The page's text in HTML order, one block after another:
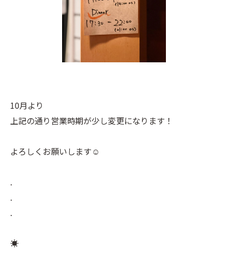
10月より
上記の通り営業時期が少し変更になります！
よろしくお願いします☺︎
.
.
.
☀︎⠀